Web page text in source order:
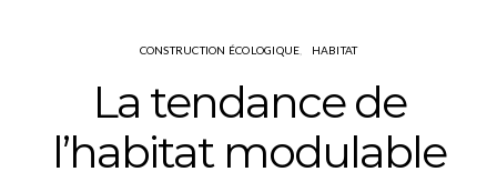
CONSTRUCTION ÉCOLOGIQUE HABITAT
La tendance de
l’habitat modulable